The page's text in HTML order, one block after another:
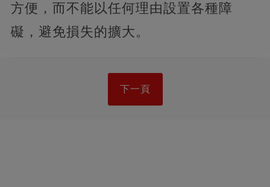
方便，而不能以任何理由設置各種障
礙，避免損失的擴大。
下一頁